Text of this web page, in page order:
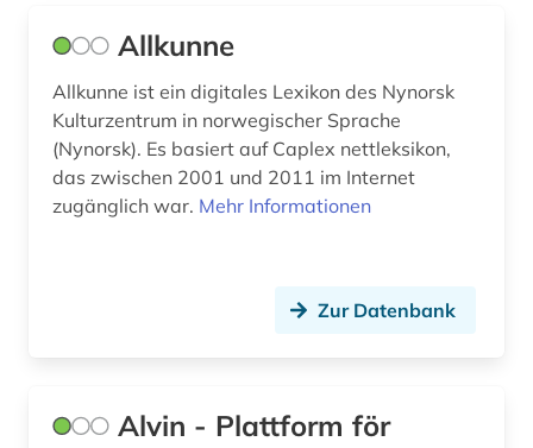
flandern <belgien> (1)
flucht (1)
flurdenkmal (1)
fotografie (2)
Allkunne
Allkunne ist ein digitales Lexikon des Nynorsk
Kulturzentrum in norwegischer Sprache
(Nynorsk). Es basiert auf Caplex nettleksikon,
das zwischen 2001 und 2011 im Internet
zugänglich war. Mehr Informationen
Zur Datenbank
Alvin - Plattform för